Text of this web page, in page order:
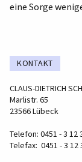
eine Sorge
KONTAKT
CLAUS-DIETRICH
Marlistr. 65
23566 Lübeck
Telefon: 0451 - 3 12
Telefax: 0451 - 3 12